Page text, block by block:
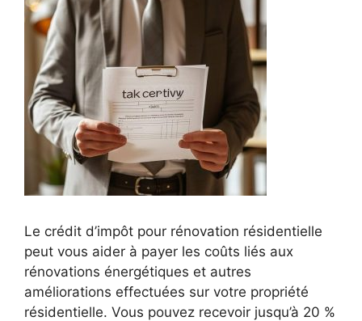
Le crédit d’impôt pour rénovation résidentielle
peut vous aider à payer les coûts liés aux
rénovations énergétiques et autres
améliorations effectuées sur votre propriété
résidentielle. Vous pouvez recevoir jusqu’à 20 %